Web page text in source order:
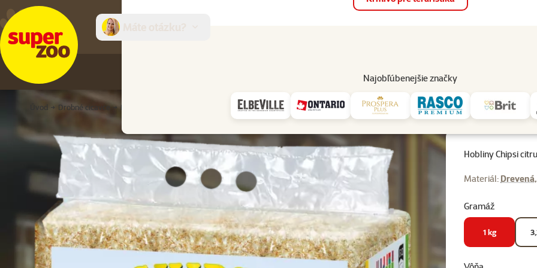
Najobľúbenejšie značky
Predajne Služby
Úvod Drobné cicavce Podstielky a toalety Hobliny Chipsi citrus 15L-1kg
Hobliny Chipsi
Materiál: Drevená,
Gramáž
1 kg